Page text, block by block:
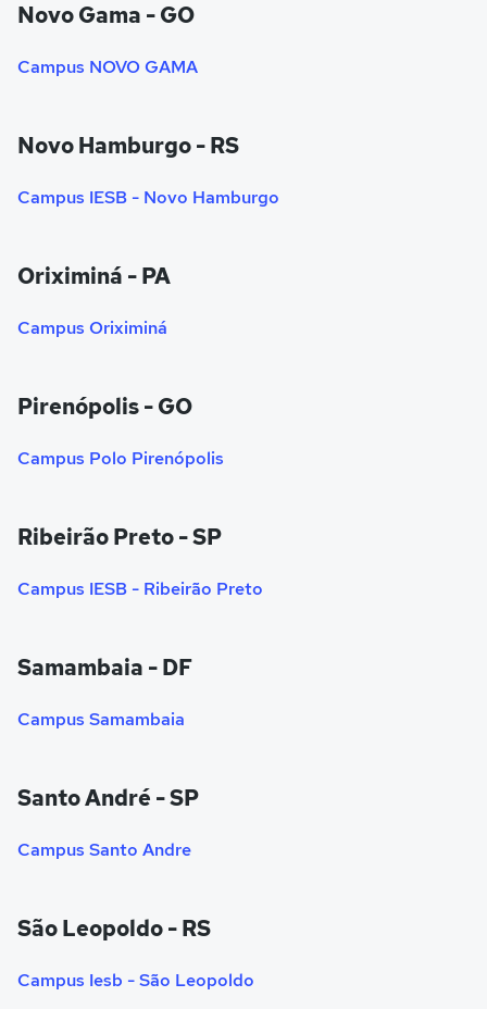
Novo Gama - GO
Campus NOVO GAMA
Novo Hamburgo - RS
Campus IESB - Novo Hamburgo
Oriximiná - PA
Campus Oriximiná
Pirenópolis - GO
Campus Polo Pirenópolis
Ribeirão Preto - SP
Campus IESB - Ribeirão Preto
Samambaia - DF
Campus Samambaia
Santo André - SP
Campus Santo Andre
São Leopoldo - RS
Campus Iesb - São Leopoldo